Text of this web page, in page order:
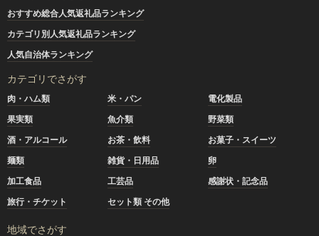
おすすめ総合人気返礼品ランキング
カテゴリ別人気返礼品ランキング
人気自治体ランキング
カテゴリでさがす
肉・ハム類 米・パン
電化製品
果実類
魚介類
野菜類
酒・アルコール
お茶・飲料
お菓子・スイーツ
麺類
雑貨・日用品
卵
加工食品
工芸品
感謝状・記念品
旅行・チケット
セット類 その他
地域でさがす